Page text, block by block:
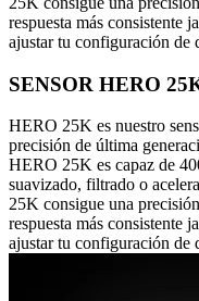
respuesta más consistente
ajustar tu configuración
SENSOR HERO
HERO 25K es nuestro
precisión de última
HERO 25K es capaz de
suavizado, filtrado o
25K consigue una
respuesta más consistente
ajustar tu configuración